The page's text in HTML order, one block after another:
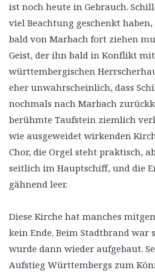
ist noch heute in Gebrauch.
viel Beachtung geschenkt
bald von Marbach fort ziehen
Geist, der ihn bald in Konflikt
württembergischen
eher unwahrscheinlich, dass
nochmals nach Marbach
berühmte Taufstein ziemlich
wie ausgeweidet wirkenden
Chor, die Orgel steht praktisch,
seitlich im Hauptschiff, und die
gähnend leer.
Diese Kirche hat manches
kein Ende. Beim Stadtbrand war
wurde dann wieder aufgebaut.
Aufstieg Württembergs zum